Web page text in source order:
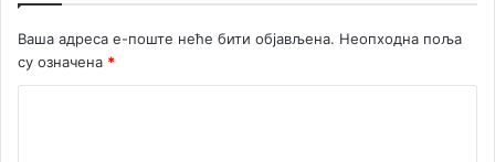
Ваша адреса е-поште неће бити објављена. Неопходна поља
су означена *